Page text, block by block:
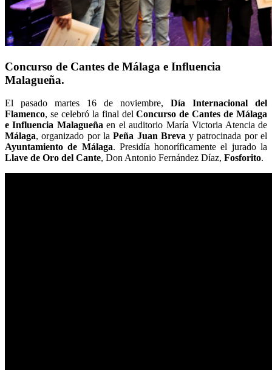
Concurso de Cantes de Málaga e Influencia
Malagueña.
El pasado martes 16 de noviembre, Día Internacional del
Flamenco, se celebró la final delConcurso de Cantes de Málaga
e Influencia Malagueña en el auditorio María Victoria Atencia de
Málaga, organizado por laPeña Juan Breva y patrocinada por el
Ayuntamiento de Málaga. Presidía honoríficamente el jurado la
Llave de Oro del Cante, Don Antonio Fernández Díaz, Fosforito.